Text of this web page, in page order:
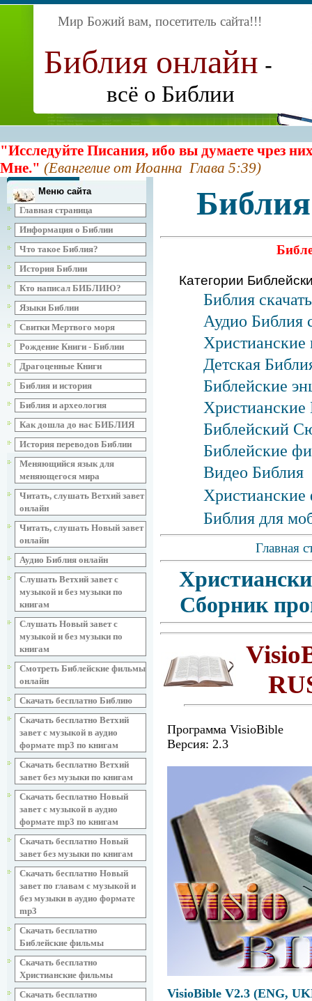
Мир Божий вам, посетитель сайта!!!
Библия онлайн -
всё о Библии
"Исследуйте Писания, ибо вы думаете чрез
Мне." (Евангелие от Иоанна Глава 5:39)
Меню сайта
Главная страница
Информация о Библии
Что такое Библия?
История Библии
Кто написал БИБЛИЮ?
Языки Библии
Свитки Мертвого моря
Рождение Книги - Библии
Драгоценные Книги
Библия и история
Библия и археология
Как дошла до нас БИБЛИЯ
История переводов Библии
Меняющийся язык для
меняющегося мира
Читать, слушать Ветхий завет
онлайн
Читать, слушать Новый завет
онлайн
Аудио Библия онлайн
Слушать Ветхий завет с
музыкой и без музыки по
книгам
Слушать Новый завет с
музыкой и без музыки по
книгам
Смотреть Библейские фильмы
онлайн
Скачать бесплатно Библию
Скачать бесплатно Ветхий
завет с музыкой в аудио
формате mp3 по книгам
Скачать бесплатно Ветхий
завет без музыки по книгам
Скачать бесплатно Новый
завет с музыкой в аудио
формате mp3 по книгам
Скачать бесплатно Новый
завет без музыки по книгам
Скачать бесплатно Новый
завет по главам с музыкой и
без музыки в аудио формате
mp3
Скачать бесплатно
Библейские фильмы
Скачать бесплатно
Христианские фильмы
Скачать бесплатно
Категории
Библия
Аудио Библия
Христианские
Детская
Библейские
Христианские
Библейский
Библейские
Видео Библия
Христианские
Библия для
Главная
Сборник
Программа VisioBible
Версия: 2.3
VisioBible V2.3 (ENG,